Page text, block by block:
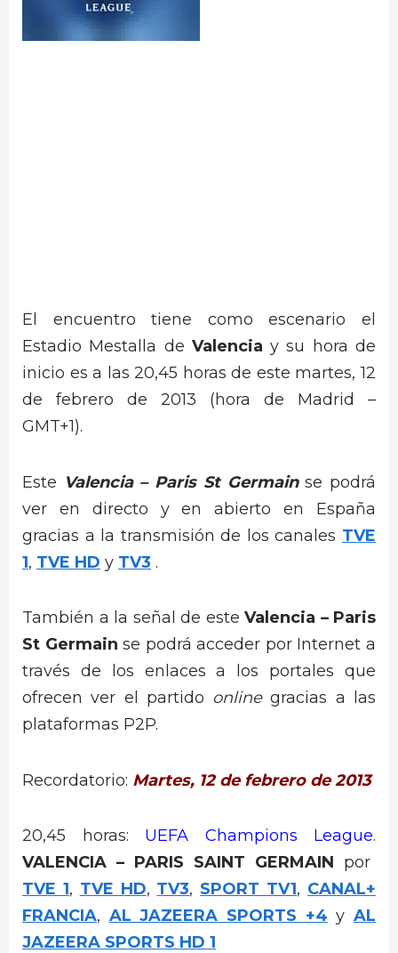
El encuentro tiene como escenario el
Estadio Mestalla de Valenciay su hora de
inicio es a las 20,45 horas de este martes, 12
de febrero de 2013 (hora de Madrid –
GMT+1).
Este Valencia – Paris St Germain se podrá
ver en directo y en abierto en España
gracias a la transmisión de los canales TVE
1, TVE HD y TV3 .
También a la señal de este Valencia – Paris
St Germain se podrá acceder por Internet a
través de los enlaces a los portales que
ofrecen ver el partido onlinegracias a las
plataformas P2P.
Recordatorio: Martes, 12 de febrero de 2013
20,45 horas: UEFA Champions League.
VALENCIA – PARIS SAINT GERMAIN por
TVE 1, TVE HD, TV3, SPORT TV1, CANAL+
FRANCIA, AL JAZEERA SPORTS +4 yAL
JAZEERA SPORTS HD 1